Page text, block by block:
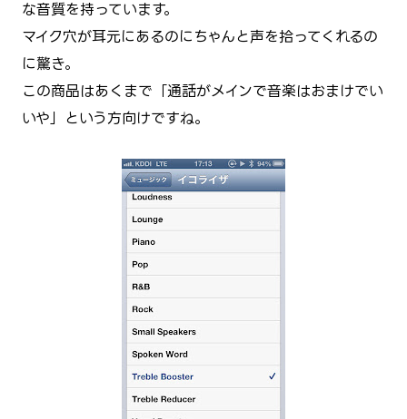
な音質を持っています。
マイク穴が耳元にあるのにちゃんと声を拾ってくれるの
に驚き。
この商品はあくまで「通話がメインで音楽はおまけでい
いや」という方向けですね。